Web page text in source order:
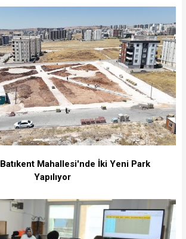
Mahallesi'nde İki Yeni Park
Yapılıyor